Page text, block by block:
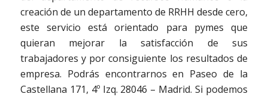
creación de un departamento de RRHH desde cero,
este servicio está orientado para pymes que
quieran mejorar la satisfacción de sus
trabajadores y por consiguiente los resultados de
empresa. Podrás encontrarnos en Paseo de la
Castellana 171, 4º Izq. 28046 – Madrid. Si podemos